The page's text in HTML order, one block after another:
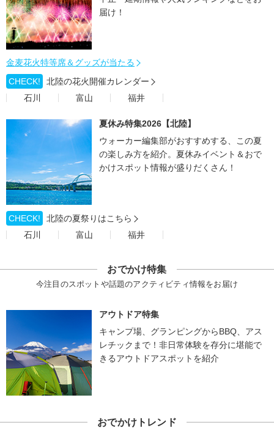
届け！
金麦花火特等席＆グッズが当たる
CHECK!
北陸の花火開催カレンダー
石川
富山 福井
夏休み特集2026【北陸】
ウォーカー編集部がおすすめする、この夏
の楽しみ方を紹介。夏休みイベント＆おで
かけスポット情報が盛りだくさん！
CHECK!
北陸の夏祭りはこちら
石川
富山 福井
おでかけ特集
今注目のスポットや話題のアクティビティ情報をお届け
アウトドア特集
キャンプ場、グランピングからBBQ、アス
レチックまで！非日常体験を存分に堪能で
きるアウトドアスポットを紹介
おでかけトレンド